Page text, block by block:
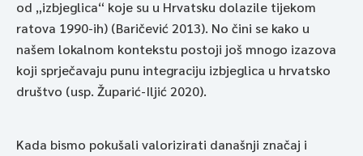
od „izbjeglica“ koje su u Hrvatsku dolazile tijekom
ratova 1990-ih) (Baričević 2013). No čini se kako u
našem lokalnom kontekstu postoji još mnogo izazova
koji sprječavaju punu integraciju izbjeglica u hrvatsko
društvo (usp. Župarić-Iljić 2020).
Kada bismo pokušali valorizirati današnji značaj i